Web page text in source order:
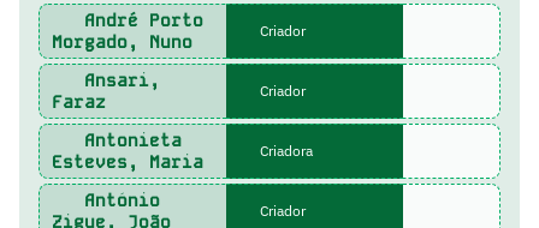
André Porto
Morgado, Nuno
Criador
Ansari,
Faraz
Criador
Antonieta
Esteves, Maria
Criadora
António
Zigue, João
Criador